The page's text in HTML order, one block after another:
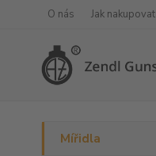
O nás Jak nakupovat
Mířidla